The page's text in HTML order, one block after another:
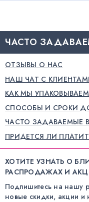
ЧАСТО
ОТЗЫВЫ О НАС
НАШ ЧАТ С КЛИЕНТАМИ
КАК МЫ
СПОСОБЫ И СРОКИ
ЧАСТО ЗАДАВАЕМЫЕ
ПРИДЕТСЯ ЛИ
ХОТИТЕ УЗНАТЬ О
РАСПРОДАЖАХ И
Подпишитесь на нашу
новые скидки, акции